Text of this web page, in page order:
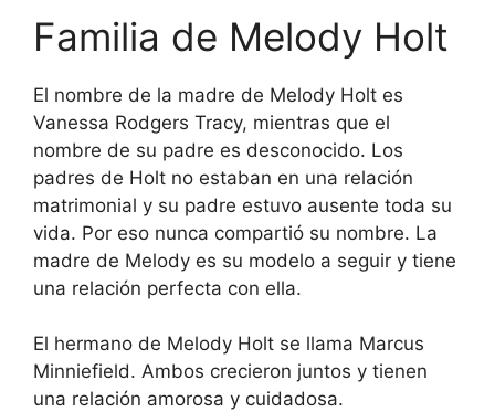
Familia de Melody Holt
El nombre de la madre de Melody Holt es
Vanessa Rodgers Tracy, mientras que el
nombre de su padre es desconocido. Los
padres de Holt no estaban en una relación
matrimonial y su padre estuvo ausente toda su
vida. Por eso nunca compartió su nombre. La
madre de Melody es su modelo a seguir y tiene
una relación perfecta con ella.
El hermano de Melody Holt se llama Marcus
Minniefield. Ambos crecieron juntos y tienen
una relación amorosa y cuidadosa.